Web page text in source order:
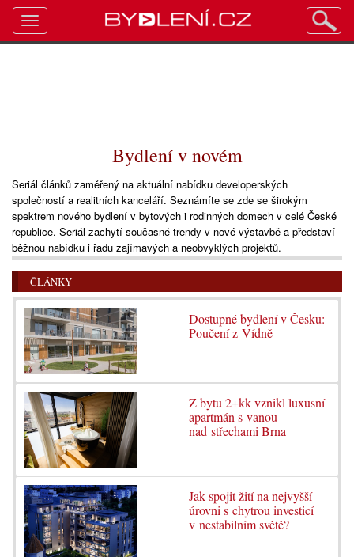
Bydlení v novém
Seriál článků zaměřený na aktuální nabídku developerských
společností a realitních kanceláří. Seznámíte se zde se širokým
spektrem nového bydlení v bytových i rodinných domech v celé České
republice. Seriál zachytí současné trendy v nové výstavbě a představí
běžnou nabídku i řadu zajímavých a neobvyklých projektů.
ČLÁNKY
Dostupné bydlení v Česku:
Poučení z Vídně
Z bytu 2+kk vznikl luxusní
apartmán s vanou
nad střechami Brna
Jak spojit žití na nejvyšší
úrovni s chytrou investicí
v nestabilním světě?
Toggle
navigation